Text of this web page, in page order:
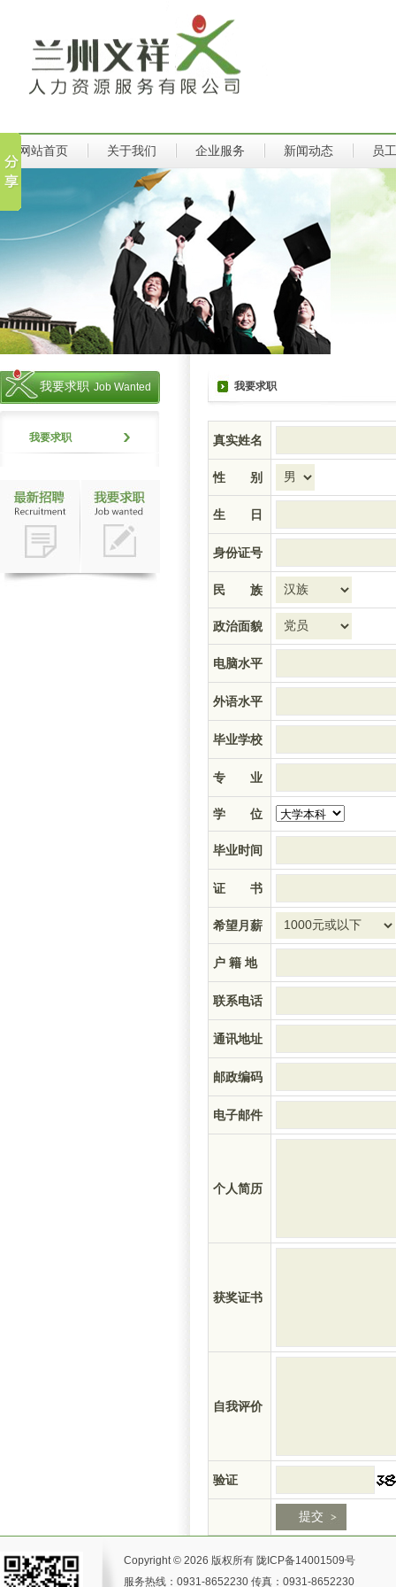
网站首页 关于我们 企业服务 新闻动态 员
我要求职 Job Wanted
我要求职
我要求职
真实姓名
性 别
生 日
身份证号
民 族
政治面貌
电脑水平
外语水平
毕业学校
专 业
学 位
毕业时间
证 书
希望月薪
户 籍 地
联系电话
通讯地址
邮政编码
电子邮件
个人简历
获奖证书
自我评价
验证
Copyright © 2026 版权所有 陇ICP备14001509号
服务热线：0931-8652230 传真：0931-8652230